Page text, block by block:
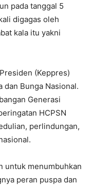
pada tanggal 5
digagas oleh
kala itu yakni
(Keppres)
dan Bunga Nasional.
Generasi
HCPSN
perlindungan,
untuk menumbuhkan
peran puspa dan